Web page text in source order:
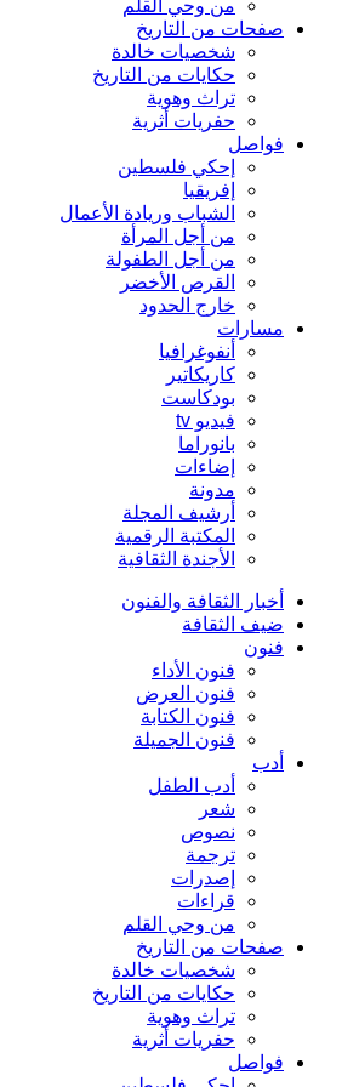
من وحي القلم
صفحات من التاريخ
شخصيات خالدة
حكايات من التاريخ
تراث وهوية
حفريات أثرية
فواصل
إحكي فلسطين
إفريقيا
الشباب وريادة الأعمال
من أجل المرأة
من أجل الطفولة
القرص الأخضر
خارج الحدود
مسارات
أنفوغرافيا
كاريكاتير
بودكاست
فيديو tv
بانوراما
إضاءات
مدونة
أرشيف المجلة
المكتبة الرقمية
الأجندة الثقافية
أخبار الثقافة والفنون
ضيف الثقافة
فنون
فنون الأداء
فنون العرض
فنون الكتابة
فنون الجميلة
أدب
أدب الطفل
شعر
نصوص
ترجمة
إصدرات
قراءات
من وحي القلم
صفحات من التاريخ
شخصيات خالدة
حكايات من التاريخ
تراث وهوية
حفريات أثرية
فواصل